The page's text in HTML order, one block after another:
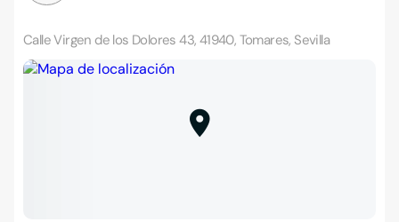
Calle Virgen de los Dolores 43, 41940, Tomares, Sevilla